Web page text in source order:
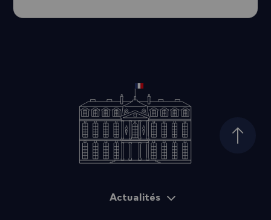
Haut
Actualités